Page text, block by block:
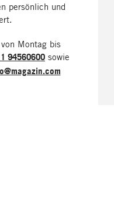
persönlich und
Montag bis
94560600 sowie